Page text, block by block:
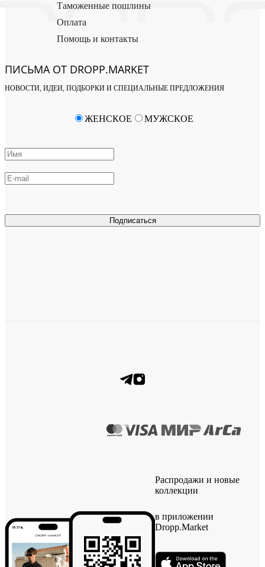
Таможенные пошлины
Оплата
Помощь и контакты
ПИСЬМА ОТ DROPP.MARKET
НОВОСТИ, ИДЕИ, ПОДБОРКИ И СПЕЦИАЛЬНЫЕ ПРЕДЛОЖЕНИЯ
Подписаться
ЖЕНСКОЕ МУЖСКОЕ
Распродажи и новые
коллекции
в приложении
Dropp.Market